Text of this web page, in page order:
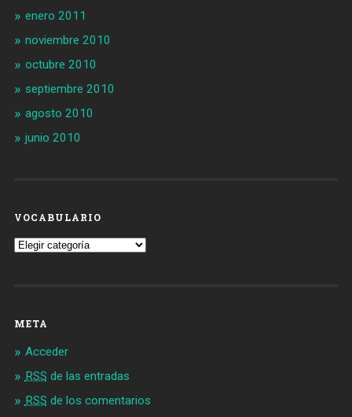
enero 2011
noviembre 2010
octubre 2010
septiembre 2010
agosto 2010
junio 2010
VOCABULARIO
Vocabulario
META
Acceder
RSS de las entradas
RSS de los comentarios